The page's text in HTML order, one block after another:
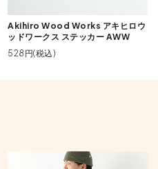
Akihiro Wood Works アキヒロウ
ッドワークス ステッカー AWW
528円(税込)